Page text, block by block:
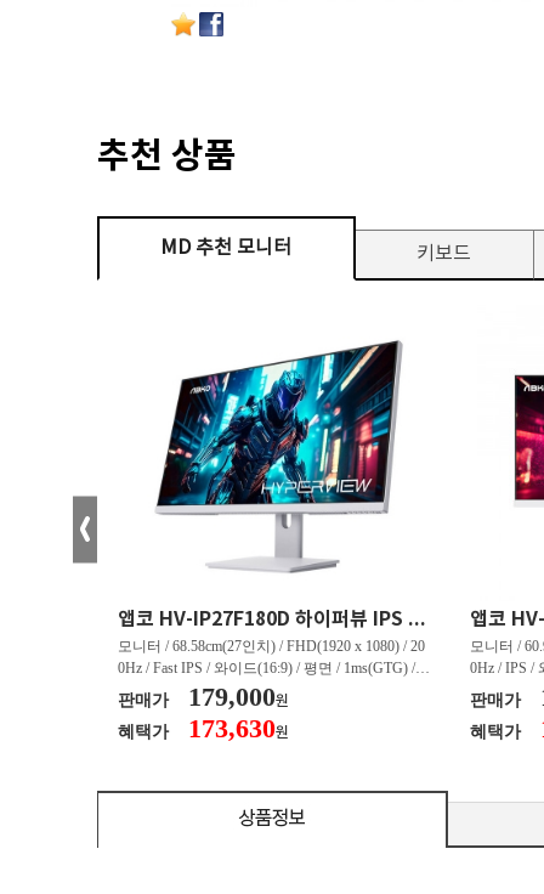
추천 상품
MD 추천 모니터 키보드
앱코 HV-IP27F180D 하이퍼뷰 IPS FHD 200 HDR 무결점
모니터 / 68.58cm(27인치) / FHD(1920 x 1080) / 20
0Hz / Fast IPS / 와이드(16:9) / 평면 / 1ms(GTG) / 3
50nit / 1,000:1 / 헤드폰 아웃 / LED 조명 / 틸트(상
하) / 6kg / [색상영역] / sRGB:128% / Adobe RGB:8
5% / DCI-P3:91% / NTSC:90% / [게임특화] / 조준
판매가 179,000원
혜택가 173,630원
모니터 /
0Hz / IPS /
50nit /
하) / 4.9kg
80% / DCI-
판매가
혜택가